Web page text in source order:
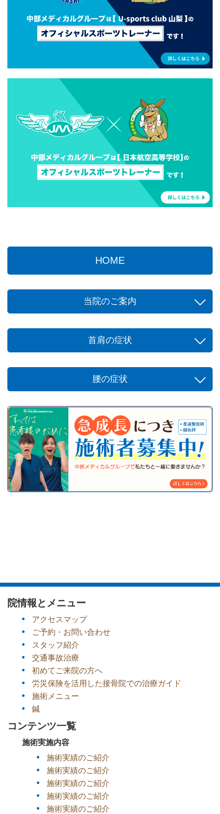
HOME
当院のご案内
首肩の症状
腰の症状
院情報とメニュー
アクセスマップ
ご予約・お問い合わせ
スタッフ紹介
交通事故治療
初めてご来院の方へ
労災保険を活用した接骨院での治療ガイド
施術メニュー
鍼
コンテンツ一覧
施術実施内容
施術実績のご紹介
施術実績のご紹介
施術実績のご紹介
施術実績のご紹介
施術実績のご紹介